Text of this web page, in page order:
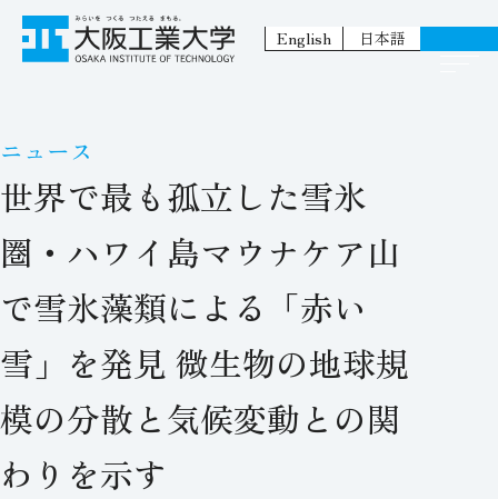
English 日本語
ニュース
世界で最も孤立した雪氷
圏・ハワイ島マウナケア山
で雪氷藻類による「赤い
雪」を発見 微生物の地球規
模の分散と気候変動との関
わりを示す